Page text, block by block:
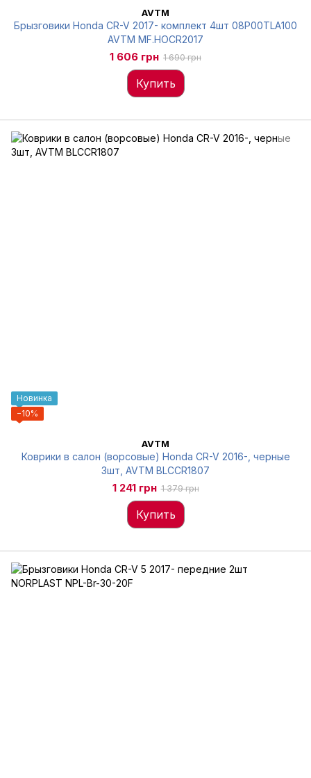
AVTM
Брызговики Honda CR-V 2017- комплект 4шт 08P00TLA100
AVTM MF.HOCR2017
1 606 грн 1 690 грн
Купить
Новинка
−10%
AVTM
Коврики в салон (ворсовые) Honda CR-V 2016-, черные
3шт, AVTM BLCCR1807
1 241 грн 1 379 грн
Купить